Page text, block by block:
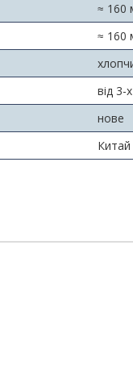
≈ 160
≈ 160
від 3-
нове
Китай